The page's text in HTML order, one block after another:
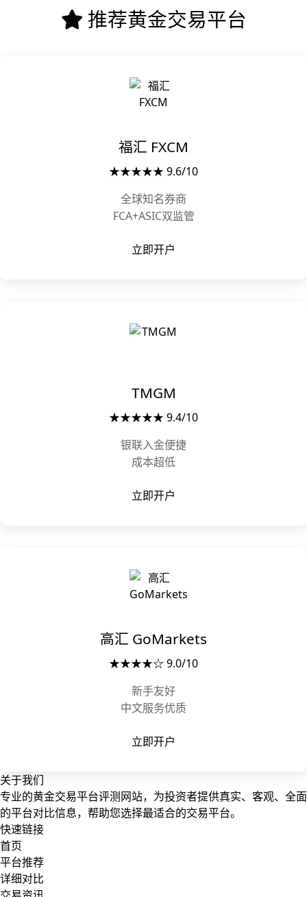
推荐黄金交易平台
福汇 FXCM
★★★★★ 9.6/10
全球知名券商
FCA+ASIC双监管
立即开户
TMGM
★★★★★ 9.4/10
银联入金便捷
成本超低
立即开户
高汇 GoMarkets
★★★★☆ 9.0/10
新手友好
中文服务优质
立即开户
关于我们
专业的黄金交易平台评测网站，为投资者提供真实、客观、全面
的平台对比信息，帮助您选择最适合的交易平台。
快速链接
首页
平台推荐
详细对比